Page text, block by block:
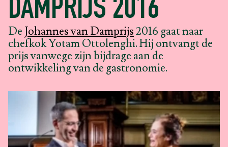
DAMPRIJS 2016
De Johannes van Damprijs2016 gaat naar
chefkok Yotam Ottolenghi. Hij ontvangt de
prijs vanwege zijn bijdrage aan de
ontwikkeling van de gastronomie.